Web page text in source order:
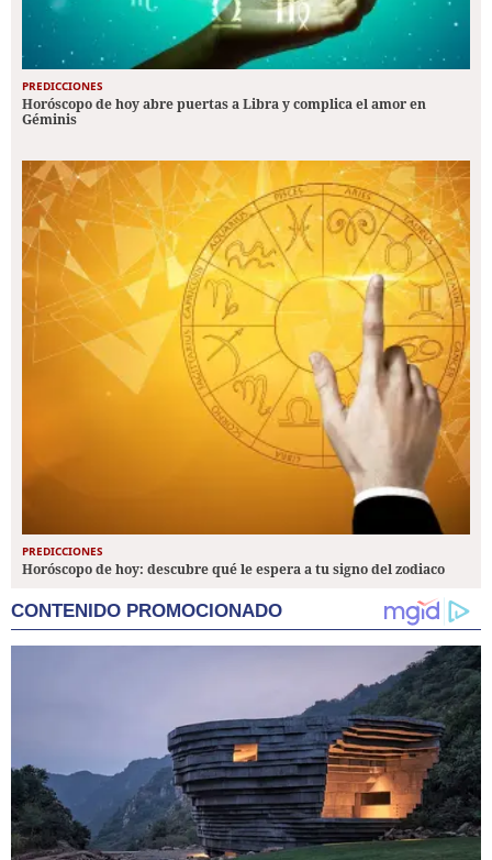
PREDICCIONES
Horóscopo de hoy abre puertas a Libra y complica el amor en
Géminis
PREDICCIONES
Horóscopo de hoy: descubre qué le espera a tu signo del zodiaco
CONTENIDO PROMOCIONADO